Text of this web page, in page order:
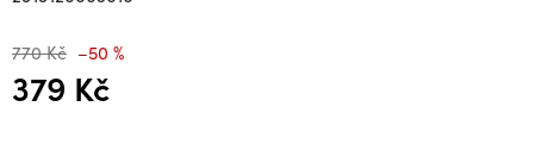
770 Kč –50 %
379 Kč